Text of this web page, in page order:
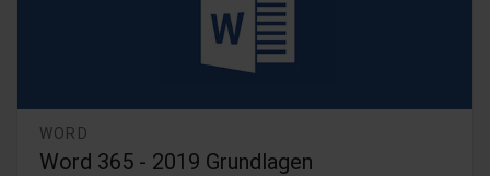
WORD
Word 365 - 2019 Grundlagen